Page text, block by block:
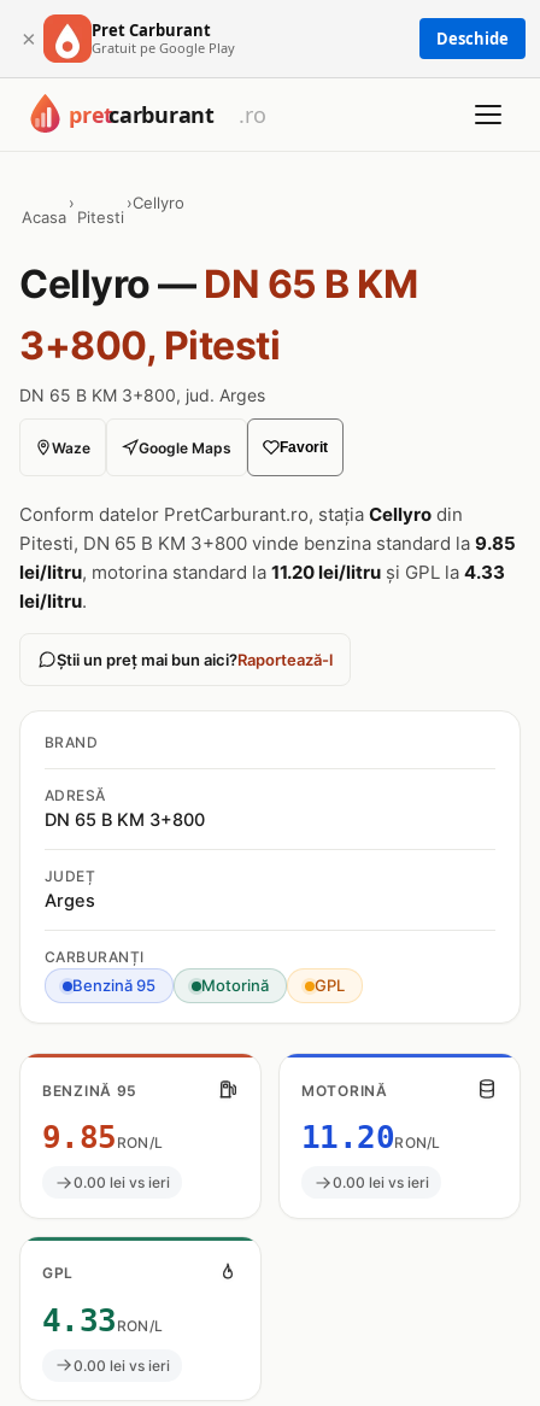
× Pret Carburant
Gratuit pe Google Play Deschide
Acasa
›
Pitesti
›Cellyro
Cellyro — DN 65 B KM
3+800, Pitesti
DN 65 B KM 3+800, jud. Arges
Waze Google Maps Favorit
Conform datelor PretCarburant.ro, stația Cellyro din
Pitesti, DN 65 B KM 3+800 vinde benzina standard la 9.85
lei/litru, motorina standard la 11.20 lei/litru și GPL la 4.33
lei/litru.
Știi un preț mai bun aici?Raportează-l
BRAND
ADRESĂ
DN 65 B KM 3+800
JUDEȚ
Arges
CARBURANȚI
Benzină 95 Motorină GPL
BENZINĂ 95
9.85 RON/L
0.00 lei vs ieri
MOTORINĂ
11.20RON/L
0.00 lei vs ieri
GPL
4.33 RON/L
0.00 lei vs ieri